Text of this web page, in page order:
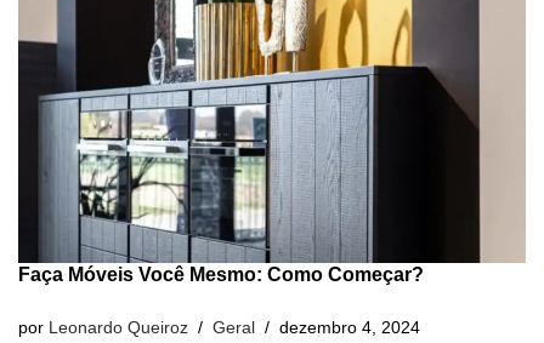
Faça Móveis Você Mesmo: Como Começar?
por Leonardo Queiroz Geral dezembro 4, 2024